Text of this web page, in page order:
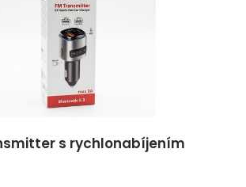
s rychlonabíjením